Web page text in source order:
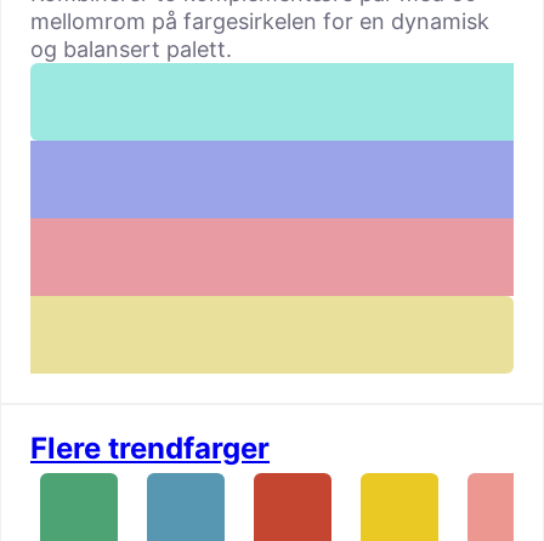
mellomrom på fargesirkelen for en dynamisk
og balansert palett.
Flere trendfarger